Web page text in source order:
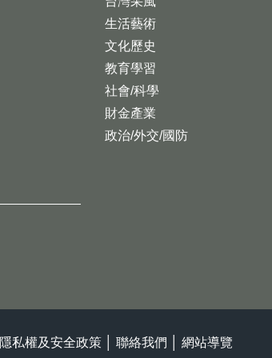
生活藝術
文化歷史
教育學習
社會/科學
財金產業
政治/外交/國防
隱私權及安全政策 聯絡我們 網站導覽